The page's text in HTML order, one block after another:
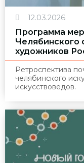
12.03.2026
Программа
Челябинского
художников
Ретроспектива
челябинского
искусствоведов.